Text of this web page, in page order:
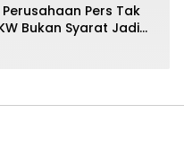
Pers Tak
Bukan Syarat Jadi